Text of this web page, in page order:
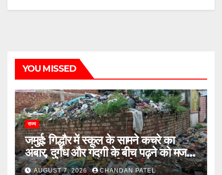
YOU MISSED
राज्य
जमुई: गिद्धौर में स्कूल के सामने कचरे का
अंबार, दुर्गंध और गंदगी के बीच पढ़ने को मजबूर
छात्राएं, प्रशासन से कार्रवाई की मांग
AUGUST 7, 2026 CHANDAN PATEL